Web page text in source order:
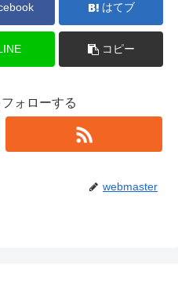
はてブ
コピー
ォローする
webmaster